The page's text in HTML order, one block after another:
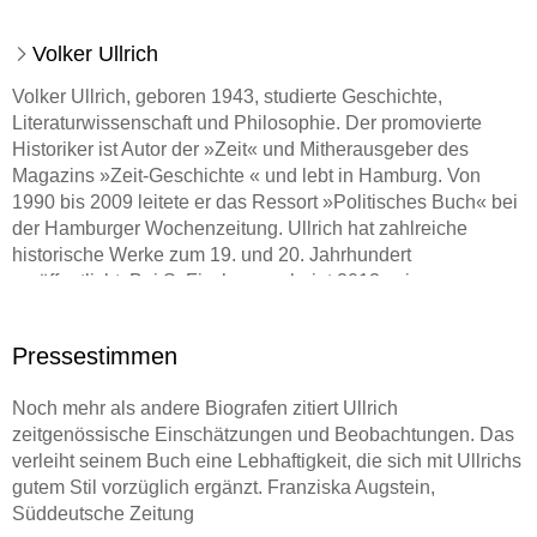
Volker Ullrich
Volker Ullrich, geboren 1943, studierte Geschichte,
Literaturwissenschaft und Philosophie. Der promovierte
Historiker ist Autor der »Zeit« und Mitherausgeber des
Magazins »Zeit-Geschichte « und lebt in Hamburg. Von
1990 bis 2009 leitete er das Ressort »Politisches Buch« bei
der Hamburger Wochenzeitung. Ullrich hat zahlreiche
historische Werke zum 19. und 20. Jahrhundert
veröffentlicht. Bei S. Fischer erscheint 2013 sein
1997 in einer Neuauflage. Für sein publizistisches Wirken
Ehrendoktorwürde der Friedrich-Schiller-Universität Jena
ausgezeichnet.
Literaturpreise:
Pressestimmen
Noch mehr als andere Biografen zitiert Ullrich
zeitgenössische Einschätzungen und Beobachtungen. Das
verleiht seinem Buch eine Lebhaftigkeit, die sich mit Ullrichs
gutem Stil vorzüglich ergänzt. Franziska Augstein,
Süddeutsche Zeitung